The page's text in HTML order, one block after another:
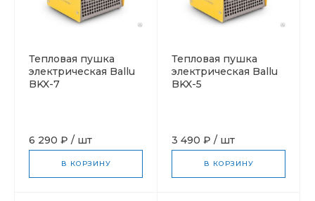
Тепловая пушка
электрическая Ballu
BKX-7
6 290 ₽ / шт
В КОРЗИНУ
Тепловая пушка
электрическая Ballu
BKX-5
3 490 ₽ / шт
В КОРЗИНУ